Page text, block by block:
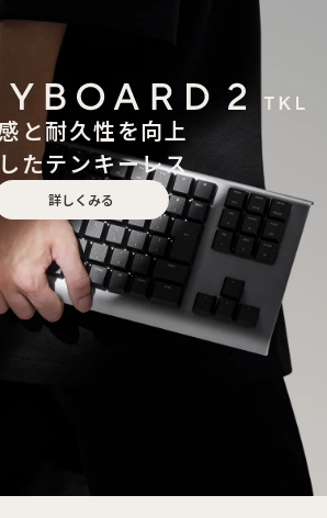
と耐久性を向上
たテンキーレス
詳しくみる